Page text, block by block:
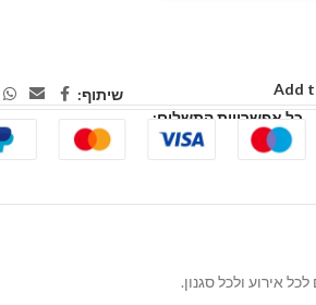
Add
שיתוף:
כל אפשרויות התשלום: